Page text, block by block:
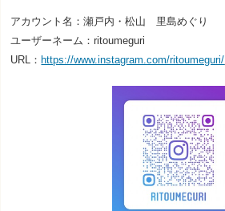
アカウント名：瀬戸内・松山 里島めぐり
ユーザーネーム：ritoumeguri
URL： https://www.instagram.com/ritoumeguri/